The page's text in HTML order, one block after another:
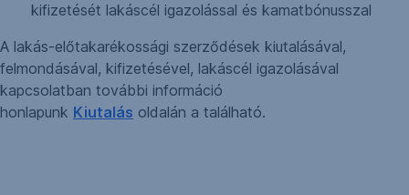
kifizetését lakáscél igazolással és kamatbónusszal
A lakás-előtakarékossági szerződések kiutalásával,
felmondásával, kifizetésével, lakáscél igazolásával
kapcsolatban további információ
honlapunk Kiutalás oldalán a található.